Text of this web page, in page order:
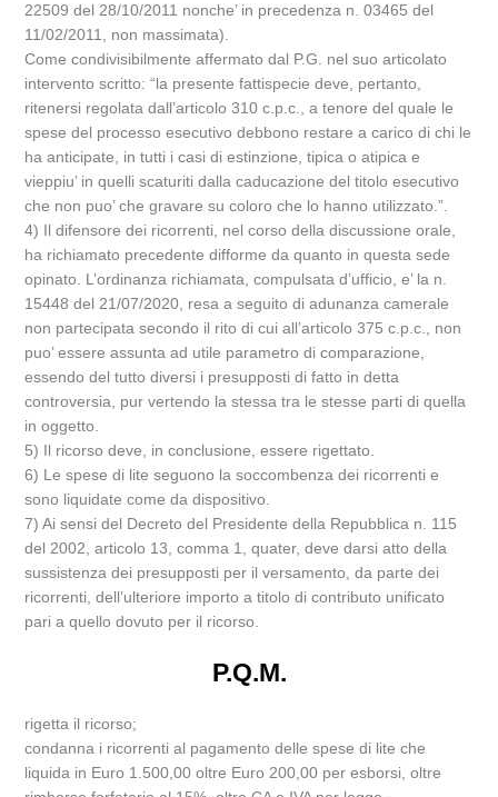
22509 del 28/10/2011 nonche’ in precedenza n. 03465 del
11/02/2011, non massimata).
Come condivisibilmente affermato dal P.G. nel suo articolato
intervento scritto: “la presente fattispecie deve, pertanto,
ritenersi regolata dall’articolo 310 c.p.c., a tenore del quale le
spese del processo esecutivo debbono restare a carico di chi le
ha anticipate, in tutti i casi di estinzione, tipica o atipica e
vieppiu’ in quelli scaturiti dalla caducazione del titolo esecutivo
che non puo’ che gravare su coloro che lo hanno utilizzato.”.
4) Il difensore dei ricorrenti, nel corso della discussione orale,
ha richiamato precedente difforme da quanto in questa sede
opinato. L’ordinanza richiamata, compulsata d’ufficio, e’ la n.
15448 del 21/07/2020, resa a seguito di adunanza camerale
non partecipata secondo il rito di cui all’articolo 375 c.p.c., non
puo’ essere assunta ad utile parametro di comparazione,
essendo del tutto diversi i presupposti di fatto in detta
controversia, pur vertendo la stessa tra le stesse parti di quella
in oggetto.
5) Il ricorso deve, in conclusione, essere rigettato.
6) Le spese di lite seguono la soccombenza dei ricorrenti e
sono liquidate come da dispositivo.
7) Ai sensi del Decreto del Presidente della Repubblica n. 115
del 2002, articolo 13, comma 1, quater, deve darsi atto della
sussistenza dei presupposti per il versamento, da parte dei
ricorrenti, dell’ulteriore importo a titolo di contributo unificato
pari a quello dovuto per il ricorso.
P.Q.M.
rigetta il ricorso;
condanna i ricorrenti al pagamento delle spese di lite che
liquida in Euro 1.500,00 oltre Euro 200,00 per esborsi, oltre